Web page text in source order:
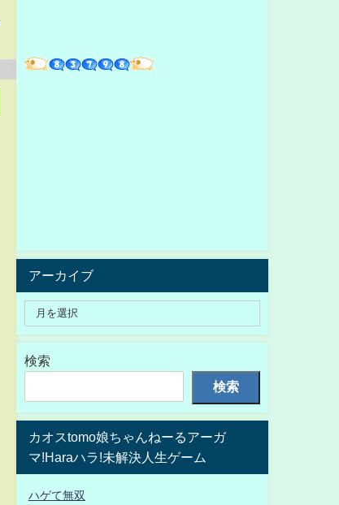
アーカイブ
検索
検索
カオスtomo娘ちゃんねーるアーガ
マ!Haraハラ!未解決人生ゲーム
ハゲて無双